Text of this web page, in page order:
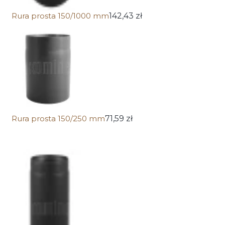
Rura prosta 150/1000 mm142,43 zł
Rura prosta 150/250 mm71,59 zł